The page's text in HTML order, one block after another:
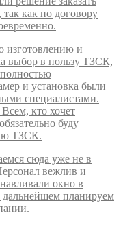
как по договору
изготовлению и
выбор в пользу ТЗСК,
и установка были
специалистами.
кто хочет
буду
ТЗСК.
сюда уже не в
вежлив и
окно в
дальнейшем планируем